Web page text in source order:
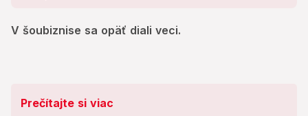
V šoubiznise sa opäť diali veci.
Prečítajte si viac